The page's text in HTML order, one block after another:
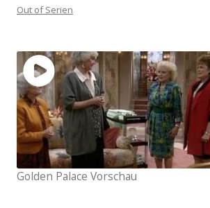
Out of Serien
Golden Palace Vorschau